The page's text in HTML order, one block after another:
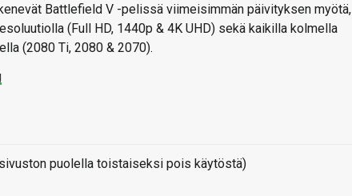
Battlefield V -pelissä viimeisimmän päivityksen myötä,
(Full HD, 1440p & 4K UHD) sekä kaikilla kolmella
(2080 Ti, 2080 & 2070).
puolella toistaiseksi pois käytöstä)